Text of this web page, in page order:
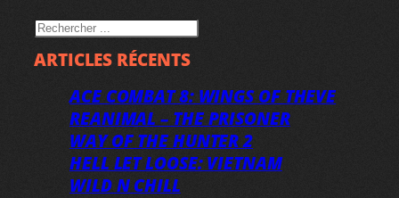
RECHERCHER
ARTICLES RÉCENTS
ACE COMBAT 8: WINGS OF THEVE
REANIMAL – THE PRISONER
WAY OF THE HUNTER 2
HELL LET LOOSE: VIETNAM
WILD N CHILL